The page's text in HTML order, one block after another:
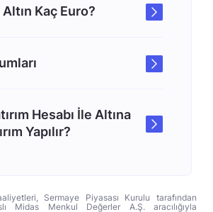
Altın Kaç Euro?
Hesabı İle Altına
Yapılır?
Sermaye Piyasası Kurulu tarafından
Midas Menkul Değerler A.Ş. aracılığıyla